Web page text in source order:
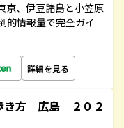
京、伊豆諸島と小笠原
的情報量で完全ガイ
詳細を見る
き方 広島 ２０２